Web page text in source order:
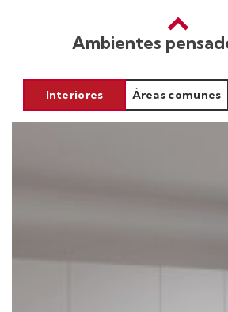
Ambientes
Interiores Áreas comunes